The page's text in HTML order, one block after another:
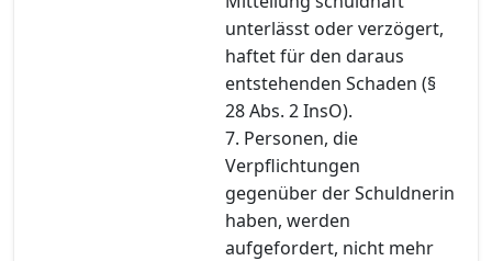
unterlässt oder verzögert,
haftet für den daraus
entstehenden Schaden (§
28 Abs. 2 InsO).
7. Personen, die
Verpflichtungen
gegenüber der Schuldnerin
haben, werden
aufgefordert, nicht mehr